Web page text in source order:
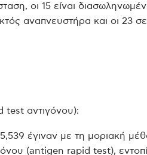
οι 15 είναι
αναπνευστήρα και οι 23
test αντιγόνου):
έγιναν με τη μοριακή
(antigen rapid test),